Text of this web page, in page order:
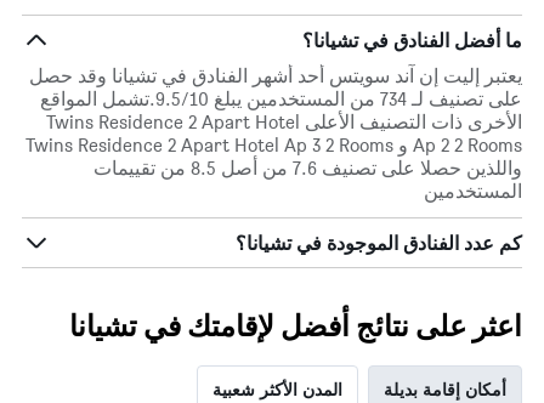
ما أفضل الفنادق في تشيانا؟
يعتبر إليت إن آند سويتس أحد أشهر الفنادق في تشيانا وقد حصل
على تصنيف لـ 734 من المستخدمين يبلغ 9.5/10.تشمل المواقع
الأخرى ذات التصنيف الأعلى Twins Residence 2 Apart Hotel
Ap 2 2 Rooms و Twins Residence 2 Apart Hotel Ap 3 2 Rooms
واللذين حصلا على تصنيف 7.6 من أصل 8.5 من تقييمات
المستخدمين
كم عدد الفنادق الموجودة في تشيانا؟
اعثر على نتائج أفضل لإقامتك في تشيانا
أمكان إقامة بديلة المدن الأكثر شعبية